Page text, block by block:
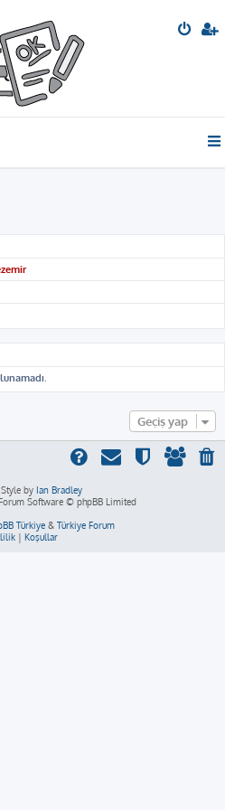
Geçiş yap
by Ian Bradley
Software © phpBB Limited
Türkiye& Türkiye Forum
| Koşullar